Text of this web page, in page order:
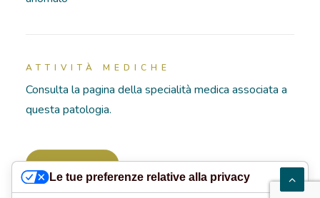
ATTIVITÀ MEDICHE
Consulta la pagina della specialità medica associata a
questa patologia.
Andrologia
Le tue preferenze relative alla privacy